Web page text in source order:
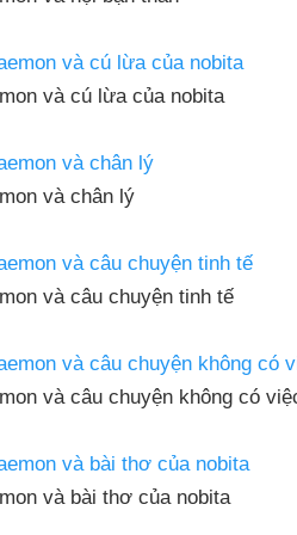
và cú lừa của nobita
và chân lý
và câu chuyện tinh tế
và câu chuyện không có
và bài thơ của nobita